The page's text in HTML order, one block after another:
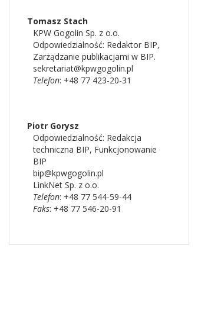
Tomasz Stach
KPW Gogolin Sp. z o.o.
Odpowiedzialność: Redaktor BIP,
Zarządzanie publikacjami w BIP.
sekretariat@kpwgogolin.pl
Telefon: +48 77 423-20-31
Piotr Gorysz
Odpowiedzialność: Redakcja
techniczna BIP, Funkcjonowanie
BIP
bip@kpwgogolin.pl
LinkNet Sp. z o.o.
Telefon: +48 77 544-59-44
Faks: +48 77 546-20-91